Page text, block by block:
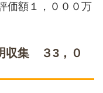
価額１，０００万
収集 ３3，０